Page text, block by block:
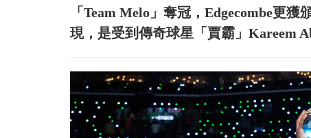
「Team Melo」奪冠，Edgecombe更
現，是受到傳奇球星「賈霸」Kareem